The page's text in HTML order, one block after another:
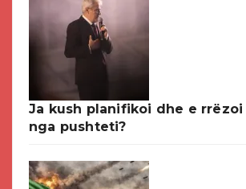
Ja kush planifikoi dhe e
nga pushteti?